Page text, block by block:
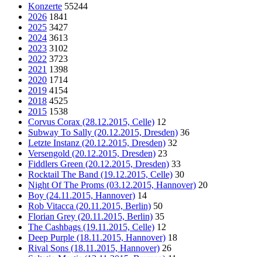
Konzerte 55244
2026 1841
2025 3427
2024 3613
2023 3102
2022 3723
2021 1398
2020 1714
2019 4154
2018 4525
2015 1538
Corvus Corax (28.12.2015, Celle) 12
Subway To Sally (20.12.2015, Dresden) 36
Letzte Instanz (20.12.2015, Dresden) 32
Versengold (20.12.2015, Dresden) 23
Fiddlers Green (20.12.2015, Dresden) 33
Rocktail The Band (19.12.2015, Celle) 30
Night Of The Proms (03.12.2015, Hannover) 20
Boy (24.11.2015, Hannover) 14
Rob Vitacca (20.11.2015, Berlin) 50
Florian Grey (20.11.2015, Berlin) 35
The Cashbags (19.11.2015, Celle) 12
Deep Purple (18.11.2015, Hannover) 18
Rival Sons (18.11.2015, Hannover) 26